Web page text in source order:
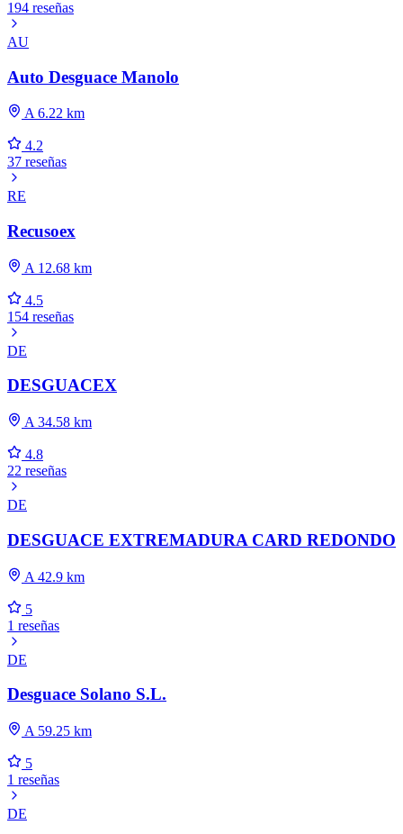
194 reseñas
AU
Auto Desguace Manolo
A 6.22 km
4.2
37 reseñas
RE
Recusoex
A 12.68 km
4.5
154 reseñas
DE
DESGUACEX
A 34.58 km
4.8
22 reseñas
DE
DESGUACE EXTREMADURA CARD REDONDO
A 42.9 km
5
1 reseñas
DE
Desguace Solano S.L.
A 59.25 km
5
1 reseñas
DE